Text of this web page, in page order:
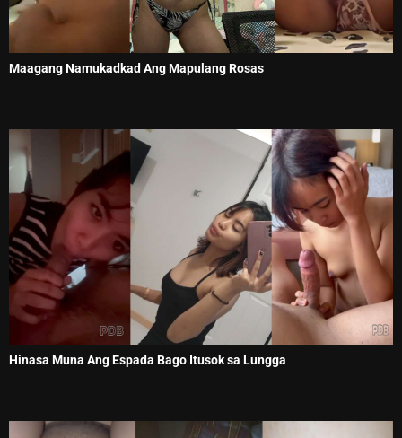
Maagang Namukadkad Ang Mapulang Rosas
Hinasa Muna Ang Espada Bago Itusok sa Lungga